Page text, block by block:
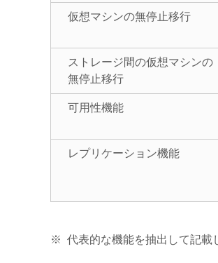
仮想マシンの無停止移行
ストレージ間の仮想マシンの
無停止移行
可用性機能
レプリケーション機能
代表的な機能を抽出して記載